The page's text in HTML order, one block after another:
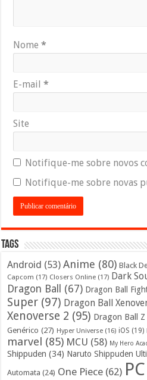
Nome*
E-mail*
Site
Notifique-me sobre novos
Notifique-me sobre novas
Tags
Android (53) Anime (80) Black
Capcom (17) Closers Online (17) Dark
Dragon Ball (67) Dragon Ball
Super (97) Dragon Ball
Xenoverse 2 (95) Dragon Ball Z
Genérico (27) Hyper Universe (16) iOS (19)
marvel (85) MCU (58) My Hero
Shippuden (34) Naruto Shippuden
Automata (24) One Piece (62) PC